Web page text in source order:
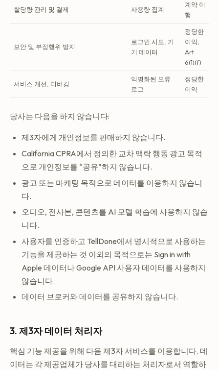
할당량 관리 및 결제 사용량 집계
계약 이
행
보안 및 부정행위 방지
로그인 시도, 기
기 데이터
정당한
이익,
Art.
6(1)(f)
서비스 개선, 디버깅
익명화된 오류
로그
정당한
이익
당사는 다음을 하지 않습니다:
제3자에게 개인정보를 판매하지 않습니다.
California CPRA에서 정의한 교차 맥락 행동 광고 목적
으로 개인정보를 “공유”하지 않습니다.
광고 또는 마케팅 목적으로 데이터를 이용하지 않습니
다.
오디오, 전사본, 콘텐츠를 AI 모델 학습에 사용하지 않습
니다.
사용자를 인증하고 TellDone에서 명시적으로 사용하는
기능을 제공하는 것 이외의 목적으로는 Sign in with
Apple 데이터나 Google API 사용자 데이터를 사용하지
않습니다.
데이터 브로커와 데이터를 공유하지 않습니다.
3. 제3자 데이터 처리자
핵심 기능 제공을 위해 다음 제3자 서비스를 이용합니다. 데
이터는 각 제공업체가 당사를 대리하는 처리자로서 역할하